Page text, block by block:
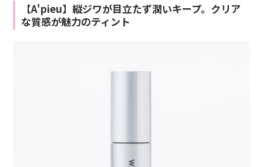
【A'pieu】縦ジワが目立たず潤いキープ。クリア
な質感が魅力のティント